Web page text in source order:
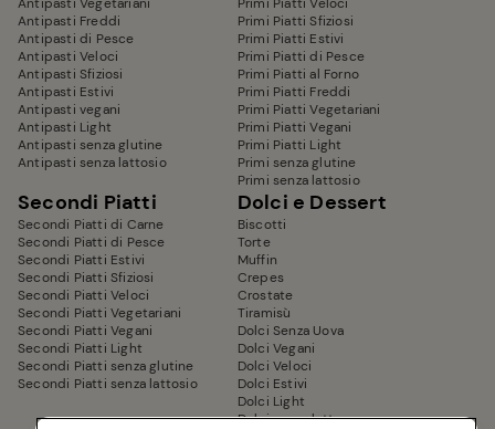
Antipasti Freddi
Antipasti di Pesce
Antipasti Veloci
Antipasti Sfiziosi
Antipasti Estivi
Antipasti vegani
Antipasti Light
Antipasti senza glutine
Antipasti senza lattosio
Primi Piatti Sfiziosi
Primi Piatti Estivi
Primi Piatti di Pesce
Primi Piatti al Forno
Primi Piatti Freddi
Primi Piatti Vegetariani
Primi Piatti Vegani
Primi Piatti Light
Primi senza glutine
Primi senza lattosio
Secondi Piatti
Secondi Piatti di Carne
Secondi Piatti di Pesce
Secondi Piatti Estivi
Secondi Piatti Sfiziosi
Secondi Piatti Veloci
Secondi Piatti Vegetariani
Secondi Piatti Vegani
Secondi Piatti Light
Secondi Piatti senza glutine
Secondi Piatti senza lattosio
Dolci e Dessert
Biscotti
Torte
Muffin
Crepes
Crostate
Tiramisù
Dolci Senza Uova
Dolci Vegani
Dolci Veloci
Dolci Estivi
Dolci Light
Dolci senza latte